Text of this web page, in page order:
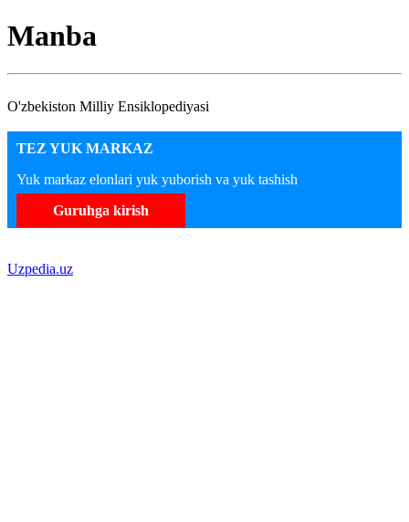
Manba
O'zbekiston Milliy Ensiklopediyasi
TEZ YUK MARKAZ
Yuk markaz elonlari yuk yuborish va yuk tashish
Guruhga kirish
Uzpedia.uz